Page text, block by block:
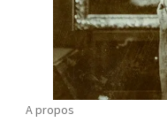
A propos